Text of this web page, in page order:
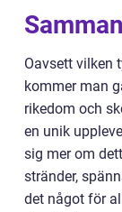
Oavsett vilken
kommer man
rikedom och
en unik
sig mer om
stränder,
det något för